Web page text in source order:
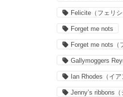
Felicite（フェリシ
Forget me nots
Forget me nots（
Gallymoggers
Ian Rhodes（イア
Jenny’s ribbons（